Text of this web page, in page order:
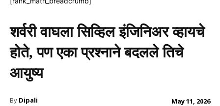
शर्वरी वाघला सिव्हिल इंजिनिअर व्हायचे
होते, पण एका प्रश्नाने बदलले तिचे
आयुष्य
By Dipali May 11, 2026